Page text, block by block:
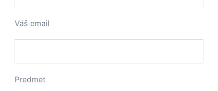
Váš email
Predmet